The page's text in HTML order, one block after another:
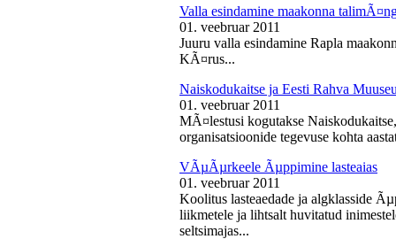
Valla esindamine maakonna
01. veebruar 2011
Juuru valla esindamine Rapla
KÃ¤rus...
Naiskodukaitse ja Eesti Rahva
01. veebruar 2011
MÃ¤lestusi kogutakse
organisatsioonide tegevuse kohta
VÃµÃµrkeele Ãµppimine lasteaias
01. veebruar 2011
Koolitus lasteaedade ja algklasside
liikmetele ja lihtsalt huvitatud
seltsimajas...